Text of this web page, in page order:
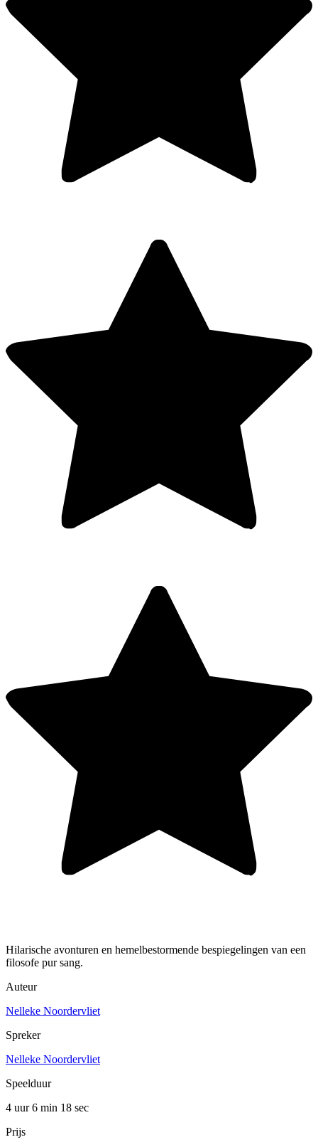
Hilarische avonturen en hemelbestormende bespiegelingen van een
filosofe pur sang.
Auteur
Nelleke Noordervliet
Spreker
Nelleke Noordervliet
Speelduur
4 uur 6 min 18 sec
Prijs